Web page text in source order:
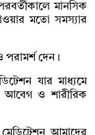
মানসিক
মতো সমস্যার
দেন।
যার মাধ্যমে
আবেগ ও শারীরিক
মেডিটেশন আমাদের